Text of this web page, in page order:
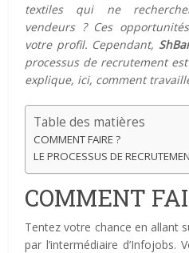
textiles qui ne
vendeurs ? Ces
votre profil. Cependant,
processus de recrutement
explique, ici, comment
Table des matières
COMMENT FAIRE ?
LE PROCESSUS DE
COMMENT
Tentez votre chance en allant
par l’intermédiaire d’Infojobs.